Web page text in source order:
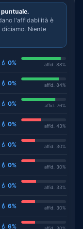
puntuale.
l'affidabilità è
Niente
💧 0% affid. 88%
💧 0% affid. 84%
💧 0% affid. 76%
💧 0% affid. 43%
💧 0% affid. 30%
💧 0% affid. 30%
💧 0% affid. 33%
💧 6% affid. 30%
💧 6%